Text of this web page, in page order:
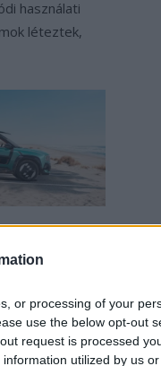
or processing of your
use the below opt-out
request is processed
utilized by us
használati
léteztek,
üléseit idézik,
a
— textilborítást